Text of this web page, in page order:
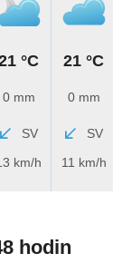
°C
0 mm
SV
km/h
21 °C
0 mm
SV
11 km/h
hodin